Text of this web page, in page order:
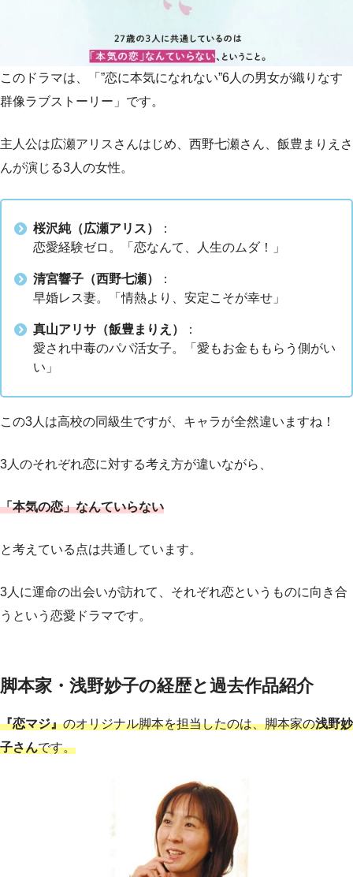
このドラマは、「”恋に本気になれない”6人の男女が織りなす
群像ラブストーリー」です。
主人公は広瀬アリスさんはじめ、西野七瀬さん、飯豊まりえさ
んが演じる3人の女性。
桜沢純（広瀬アリス）
：
恋愛経験ゼロ。「恋なんて、人生のムダ！」
清宮響子（西野七瀬）
：
早婚レス妻。「情熱より、安定こそが幸せ」
真山アリサ（飯豊まりえ）
：
愛され中毒のパパ活女子。「愛もお金ももらう側がい
い」
この3人は高校の同級生ですが、キャラが全然違いますね！
3人のそれぞれ恋に対する考え方が違いながら、
「本気の恋」なんていらない
と考えている点は共通しています。
3人に運命の出会いが訪れて、それぞれ恋というものに向き合
うという恋愛ドラマです。
脚本家・浅野妙子の経歴と過去作品紹介
『恋マジ』のオリジナル脚本を担当したのは、脚本家の浅野妙
子さんです。